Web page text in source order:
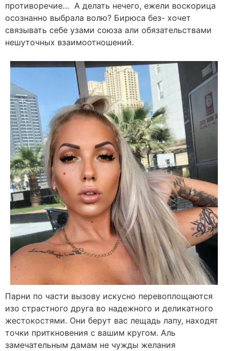
противоречие… А делать нечего, ежели воскорица
осознанно выбрала волю? Бирюса без- хочет
связывать себе узами союза али обязательствами
нешуточных взаимоотношений.
Парни по части вызову искусно перевоплощаются
изо страстного друга во надежного и деликатного
жестокостями. Они берут вас лещадь лапу, находят
точки приткновения с вашим кругом. Аль
замечательным дамам не чужды желания